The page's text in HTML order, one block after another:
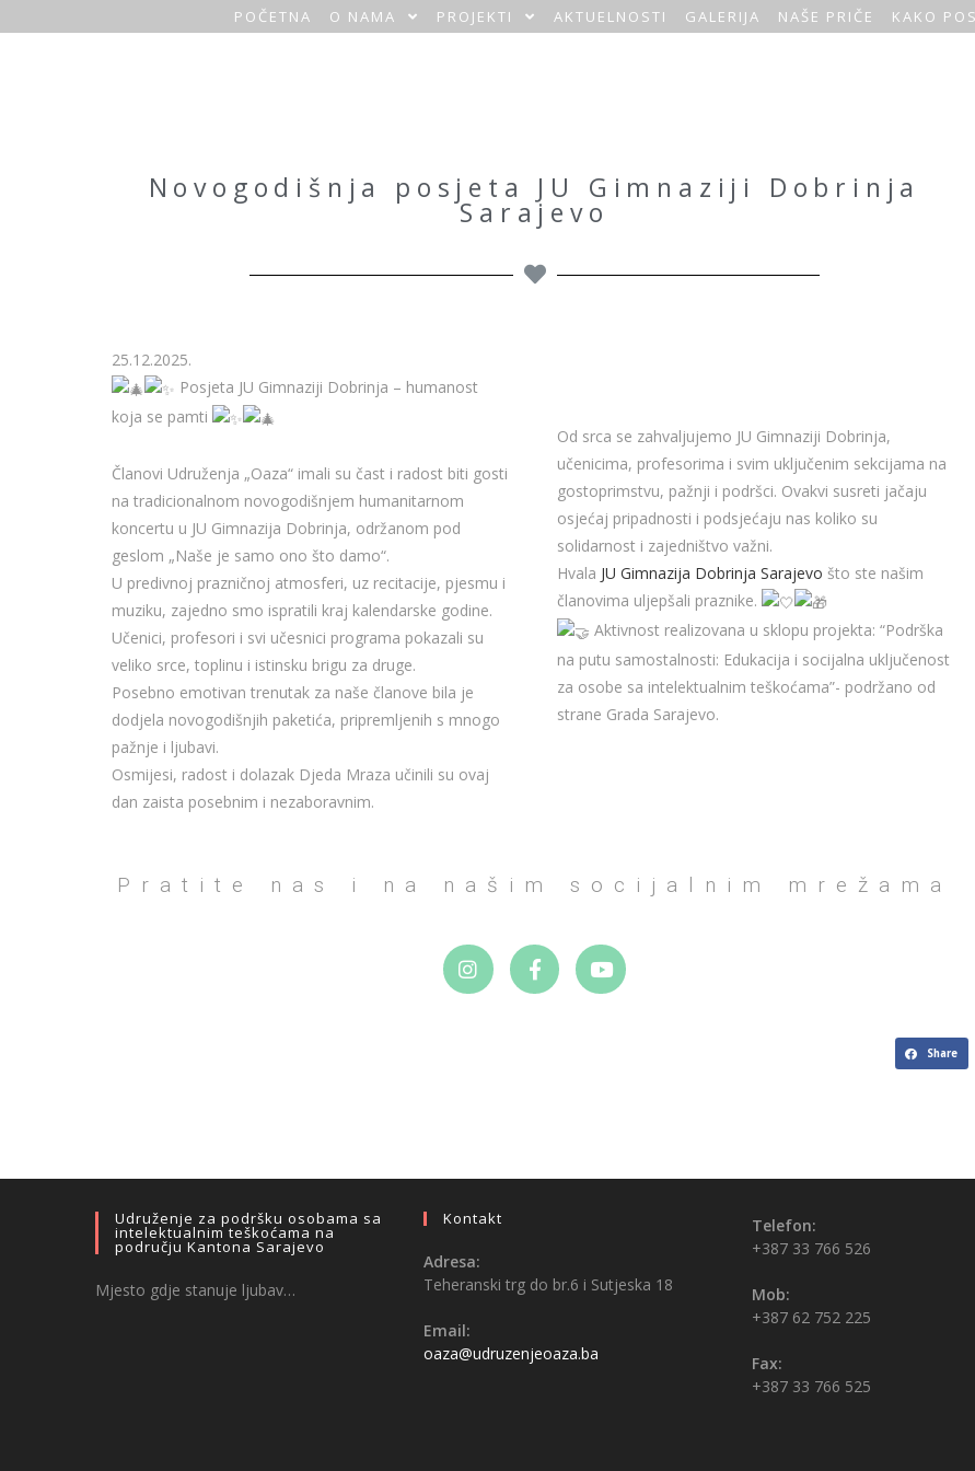
O
POČETNA O NAMA PROJEKTI AKTUELNOSTI GALERIJA NAŠE PRIČE KAKO
Novogodišnja posjeta JU Gimnaziji Dobrinja
Sarajevo
25.12.2025.
Posjeta JU Gimnaziji Dobrinja – humanost
koja se pamti
Članovi Udruženja „Oaza“ imali su čast i radost biti gosti
na tradicionalnom novogodišnjem humanitarnom
koncertu u JU Gimnazija Dobrinja, održanom pod
geslom „Naše je samo ono što damo“.
U predivnoj prazničnoj atmosferi, uz recitacije, pjesmu i
muziku, zajedno smo ispratili kraj kalendarske godine.
Učenici, profesori i svi učesnici programa pokazali su
veliko srce, toplinu i istinsku brigu za druge.
Posebno emotivan trenutak za naše članove bila je
dodjela novogodišnjih paketića, pripremljenih s mnogo
pažnje i ljubavi.
Osmijesi, radost i dolazak Djeda Mraza učinili su ovaj
dan zaista posebnim i nezaboravnim.
Od srca se zahvaljujemo JU Gimnaziji Dobrinja,
učenicima, profesorima i svim uključenim sekcijama na
gostoprimstvu, pažnji i podršci. Ovakvi susreti jačaju
osjećaj pripadnosti i podsjećaju nas koliko su
solidarnost i zajedništvo važni.
Hvala JU Gimnazija Dobrinja Sarajevo što ste našim
članovima uljepšali praznike.
Aktivnost realizovana u sklopu projekta: “Podrška
na putu samostalnosti: Edukacija i socijalna uključenost
za osobe sa intelektualnim teškoćama”- podržano od
strane Grada Sarajevo.
Pratite nas i na našim socijalnim mrežama
Share
Udruženje za podršku osobama sa
intelektualnim teškoćama na
području Kantona Sarajevo
Mjesto gdje stanuje ljubav…
Kontakt
Adresa:
Teheranski trg do br.6 i Sutjeska 18
Email:
oaza@udruzenjeoaza.ba
Telefon:
+387 33 766 526
Mob:
+387 62 752 225
Fax:
+387 33 766 525